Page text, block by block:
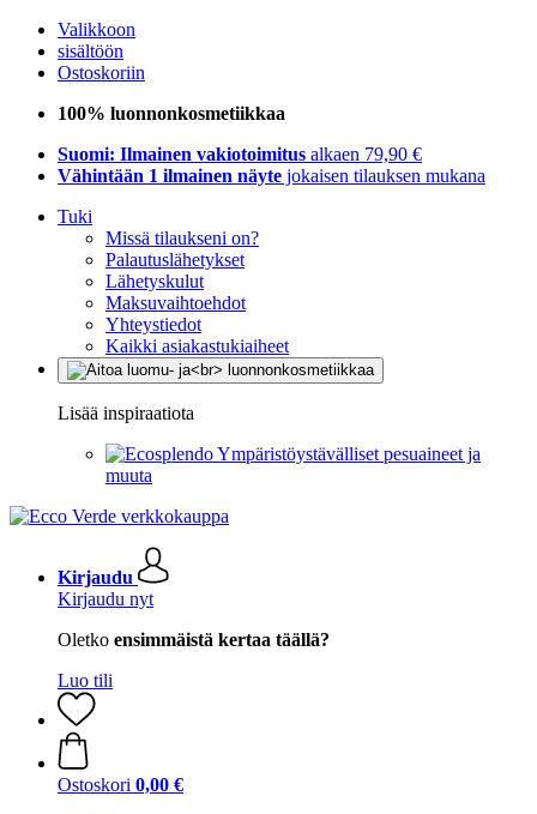
Valikkoon
sisältöön
Ostoskoriin
100% luonnonkosmetiikkaa
Suomi: Ilmainen vakiotoimitus alkaen 79,90 €
Vähintään 1 ilmainen näyte jokaisen tilauksen mukana
Tuki
Missä tilaukseni on?
Palautuslähetykset
Lähetyskulut
Maksuvaihtoehdot
Yhteystiedot
Kaikki asiakastukiaiheet
Lisää inspiraatiota
Ympäristöystävälliset pesuaineet ja
muuta
Kirjaudu
Kirjaudu nyt
Oletko ensimmäistä kertaa täällä?
Luo tili
Ostoskori 0,00 €